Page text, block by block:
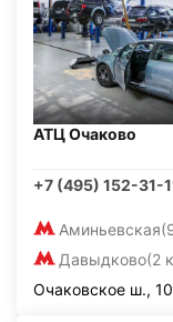
АТЦ Очаково
+7 (495) 152-31-
Аминьевская
Давыдково(2
Очаковское ш.,